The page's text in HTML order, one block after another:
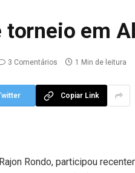
torneio em
3 Comentários 1 Min de leitura
Copiar Link
Rondo, participou